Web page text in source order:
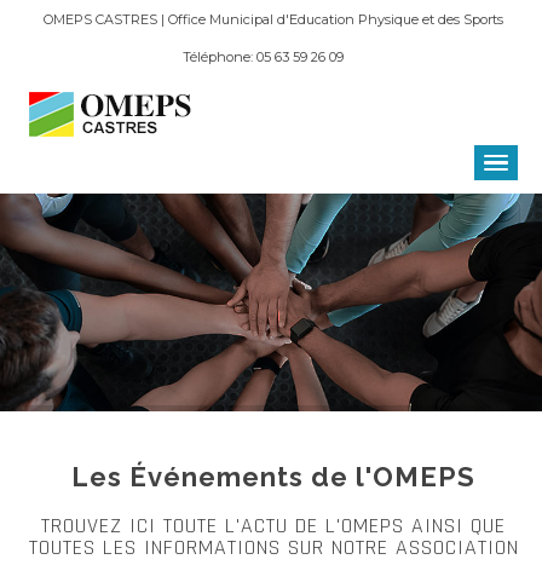
OMEPS CASTRES | Office Municipal d'Education Physique et des Sports
Téléphone: 05 63 59 26 09
Les Événements de l'OMEPS
TROUVEZ ICI TOUTE L'ACTU DE L'OMEPS AINSI QUE
TOUTES LES INFORMATIONS SUR NOTRE ASSOCIATION